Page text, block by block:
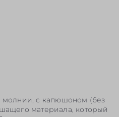
молнии, с капюшоном (без
материала, который